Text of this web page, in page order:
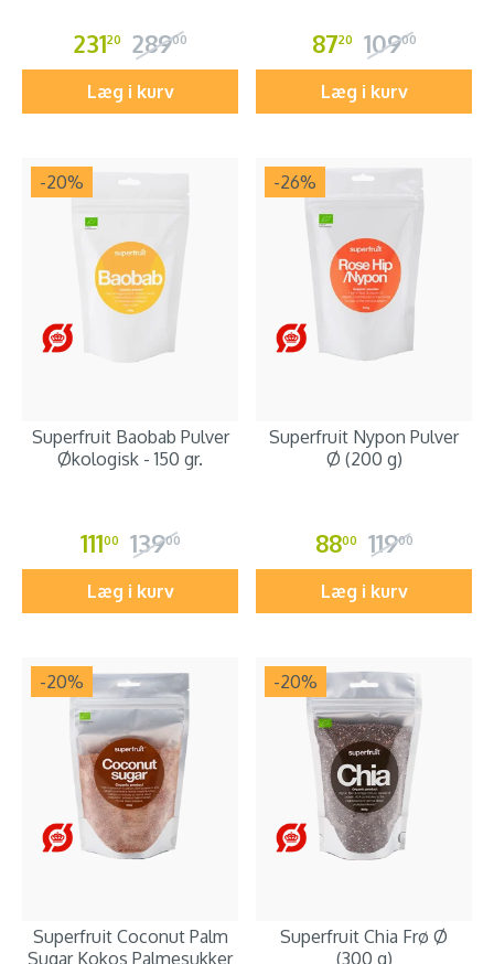
23120 28900
Læg i kurv
8720 10900
Læg i kurv
-20%
Superfruit Baobab Pulver
Økologisk - 150 gr.
11100 13900
Læg i kurv
-26%
Superfruit Nypon Pulver
Ø (200 g)
8800 11900
Læg i kurv
-20%
Superfruit Coconut Palm
Sugar Kokos Palmesukker
-20%
Superfruit Chia Frø Ø
(300 g)